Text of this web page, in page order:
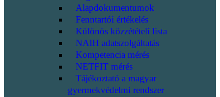
Alapdokumentumok
Fenntartói értékelés
Különös közzétételi lista
NAIH adatszolgáltatás
Kompetencia mérés
NETFIT mérés
Tájékoztató a magyar
gyermekvédelmi rendszer